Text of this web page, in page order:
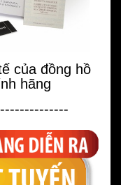
của đồng hồ
hãng